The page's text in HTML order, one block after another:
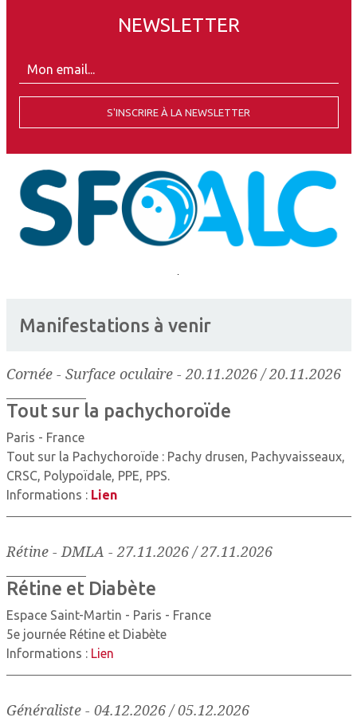
NEWSLETTER
S'INSCRIRE À LA NEWSLETTER
Manifestations à venir
Cornée - Surface oculaire-20.11.2026 / 20.11.2026
Tout sur la pachychoroïde
Paris - France
Tout sur la Pachychoroïde : Pachy drusen, Pachyvaisseaux,
CRSC, Polypoïdale, PPE, PPS.
Informations : Lien
Rétine - DMLA -27.11.2026 / 27.11.2026
Rétine et Diabète
Espace Saint-Martin - Paris - France
5e journée Rétine et Diabète
Informations : Lien
Généraliste- 04.12.2026 / 05.12.2026